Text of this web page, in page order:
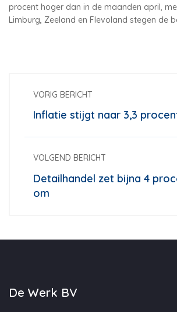
procent hoger dan in de maanden april,
Limburg, Zeeland en Flevoland stegen de
VORIG BERICHT
Inflatie stijgt naar 3,3
VOLGEND BERICHT
Detailhandel zet bijna 4
om
De Werk BV